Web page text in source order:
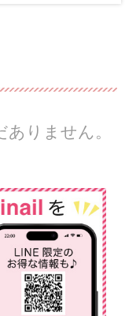
りません。